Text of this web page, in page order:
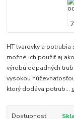
HT tvarovky a
možné ich použiť aj
výrobú odpadných
vysokou
ktorý dodáva potrub...
Dostupnosť